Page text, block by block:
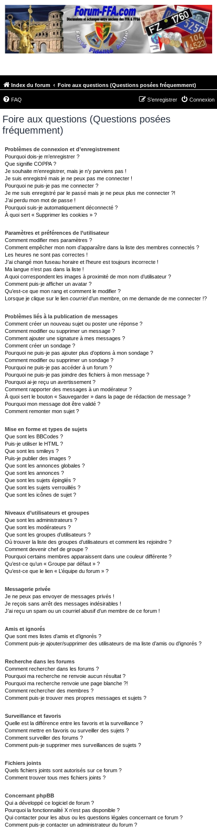
Index du forum Foire aux questions (Questions posées fréquemment)
FAQ Connexion
S’enregistrer
Foire aux questions (Questions posées
fréquemment)
Problèmes de connexion et d’enregistrement
Pourquoi dois-je m’enregistrer ?
Que signifie COPPA ?
Je souhaite m’enregistrer, mais je n’y parviens pas !
Je suis enregistré mais je ne peux pas me connecter !
Pourquoi ne puis-je pas me connecter ?
Je me suis enregistré par le passé mais je ne peux plus me connecter ?!
J’ai perdu mon mot de passe !
Pourquoi suis-je automatiquement déconnecté ?
À quoi sert « Supprimer les cookies » ?
Paramètres et préférences de l’utilisateur
Comment modifier mes paramètres ?
Comment empêcher mon nom d’apparaître dans la liste des membres connectés ?
Les heures ne sont pas correctes !
J’ai changé mon fuseau horaire et l’heure est toujours incorrecte !
Ma langue n’est pas dans la liste !
A quoi correspondent les images à proximité de mon nom d’utilisateur ?
Comment puis-je afficher un avatar ?
Qu’est-ce que mon rang et comment le modifier ?
Lorsque je clique sur le lien courrield’un membre, on me demande de me connecter !?
Problèmes liés à la publication de messages
Comment créer un nouveau sujet ou poster une réponse ?
Comment modifier ou supprimer un message ?
Comment ajouter une signature à mes messages ?
Comment créer un sondage ?
Pourquoi ne puis-je pas ajouter plus d’options à mon sondage ?
Comment modifier ou supprimer un sondage ?
Pourquoi ne puis-je pas accéder à un forum ?
Pourquoi ne puis-je pas joindre des fichiers à mon message ?
Pourquoi ai-je reçu un avertissement ?
Comment rapporter des messages à un modérateur ?
À quoi sert le bouton « Sauvegarder » dans la page de rédaction de message ?
Pourquoi mon message doit être validé ?
Comment remonter mon sujet ?
Mise en forme et types de sujets
Que sont les BBCodes ?
Puis-je utiliser le HTML ?
Que sont les smileys ?
Puis-je publier des images ?
Que sont les annonces globales ?
Que sont les annonces ?
Que sont les sujets épinglés ?
Que sont les sujets verrouillés ?
Que sont les icônes de sujet ?
Niveaux d’utilisateurs et groupes
Que sont les administrateurs ?
Que sont les modérateurs ?
Que sont les groupes d’utilisateurs ?
Où trouver la liste des groupes d’utilisateurs et comment les rejoindre ?
Comment devenir chef de groupe ?
Pourquoi certains membres apparaissent dans une couleur différente ?
Qu’est-ce qu’un « Groupe par défaut » ?
Qu’est-ce que le lien « L’équipe du forum » ?
Messagerie privée
Je ne peux pas envoyer de messages privés !
Je reçois sans arrêt des messages indésirables !
J’ai reçu un spam ou un courriel abusif d’un membre de ce forum !
Amis et ignorés
Que sont mes listes d’amis et d’ignorés ?
Comment puis-je ajouter/supprimer des utilisateurs de ma liste d’amis ou d’ignorés ?
Recherche dans les forums
Comment rechercher dans les forums ?
Pourquoi ma recherche ne renvoie aucun résultat ?
Pourquoi ma recherche renvoie une page blanche ?!
Comment rechercher des membres ?
Comment puis-je trouver mes propres messages et sujets ?
Surveillance et favoris
Quelle est la différence entre les favoris et la surveillance ?
Comment mettre en favoris ou surveiller des sujets ?
Comment surveiller des forums ?
Comment puis-je supprimer mes surveillances de sujets ?
Fichiers joints
Quels fichiers joints sont autorisés sur ce forum ?
Comment trouver tous mes fichiers joints ?
Concernant phpBB
Qui a développé ce logiciel de forum ?
Pourquoi la fonctionnalité X n’est pas disponible ?
Qui contacter pour les abus ou les questions légales concernant ce forum ?
Comment puis-je contacter un administrateur du forum ?